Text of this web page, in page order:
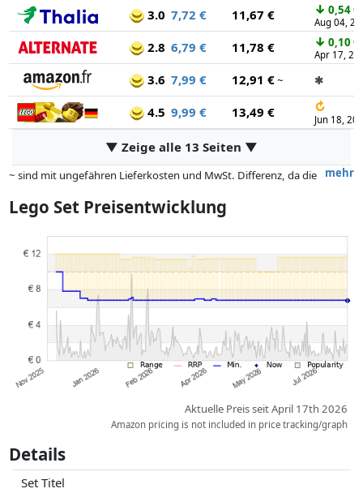
3.0 7,72 € 11,67 € ↓ 0,54 €
Aug 04,
2.8 6,79 € 11,78 € ↓ 0,10 €
Apr 17,
3.6 7,99 € 12,91 €~ ✱
4.5 9,99 € 13,49 € ↻
Jun 18,
▼ Zeige alle 13 Seiten ▼
mehr
~ sind mit ungefähren Lieferkosten und MwSt. Differenz, da die
abweichen können.
geändert haben. Die Ordnung erfolgt rein nach dem Preis,
Vergütungen durch Partner haben darauf keinerlei Einfluss. Nur bei
gleichen Preisen können historische Leistungen die Ordnung
Lego Set Preisentwicklung
Aktuelle Preis seit April 17th 2026
Amazon pricing is not included in price tracking/graph
Details
Set Titel